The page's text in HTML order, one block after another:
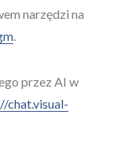
narzędzi na
.
przez AI w
chat.visual-